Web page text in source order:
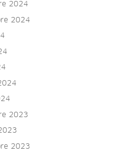
2024
2024
2023
2023